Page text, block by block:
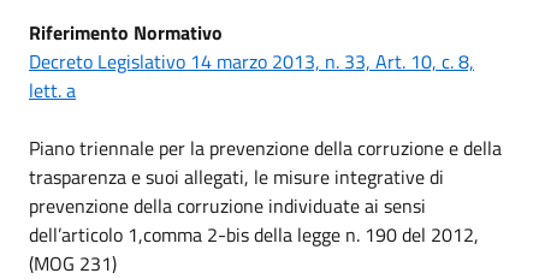
Riferimento Normativo
Decreto Legislativo 14 marzo 2013, n. 33, Art. 10, c. 8,
lett. a
Piano triennale per la prevenzione della corruzione e della
trasparenza e suoi allegati, le misure integrative di
prevenzione della corruzione individuate ai sensi
dell’articolo 1,comma 2-bis della legge n. 190 del 2012,
(MOG 231)